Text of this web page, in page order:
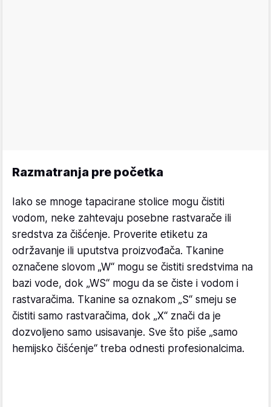
Razmatranja pre početka
Iako se mnoge tapacirane stolice mogu čistiti
vodom, neke zahtevaju posebne rastvarače ili
sredstva za čišćenje. Proverite etiketu za
održavanje ili uputstva proizvođača. Tkanine
označene slovom „W“ mogu se čistiti sredstvima na
bazi vode, dok „WS“ mogu da se čiste i vodom i
rastvaračima. Tkanine sa oznakom „S“ smeju se
čistiti samo rastvaračima, dok „X“ znači da je
dozvoljeno samo usisavanje. Sve što piše „samo
hemijsko čišćenje“ treba odnesti profesionalcima.